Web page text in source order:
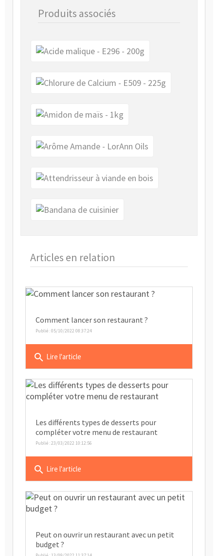
Produits associés
Articles en relation
Comment lancer son restaurant ?
Publié : 05/10/2022 08:37:24
search Lire l'article
Les différents types de desserts pour
compléter votre menu de restaurant
Publié : 23/03/2022 10:12:56
search Lire l'article
Peut on ouvrir un restaurant avec un petit
budget ?